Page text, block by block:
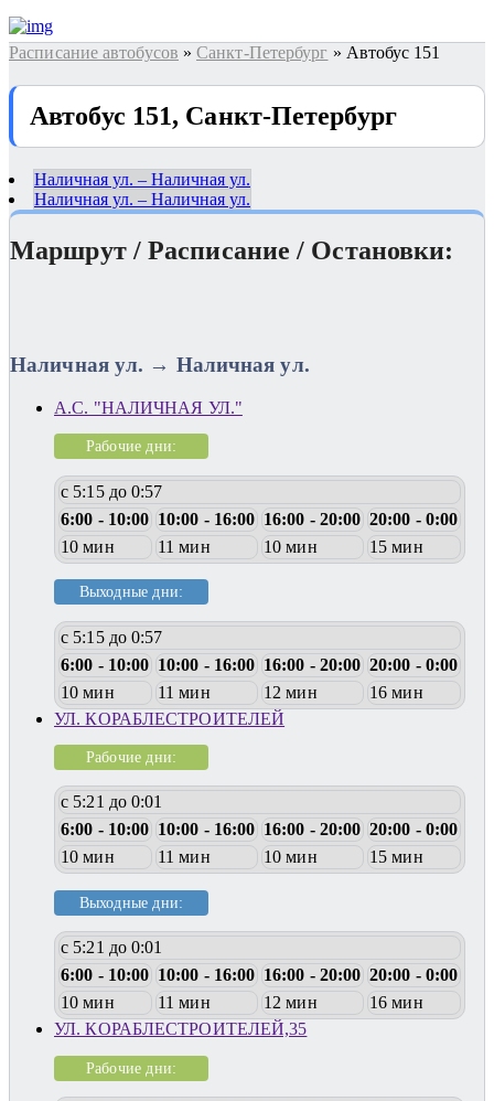
Расписание автобусов » Санкт-Петербург » Автобус 151
Автобус 151, Санкт-Петербург
Наличная ул. – Наличная ул.
Наличная ул. – Наличная ул.
Маршрут / Расписание / Остановки:
Наличная ул. → Наличная ул.
А.С. "НАЛИЧНАЯ УЛ."
Рабочие дни:
с 5:15 до 0:57
6:00 - 10:00 10:00 - 16:00 16:00 - 20:00 20:00 - 0:00
10 мин
11 мин 10 мин 15 мин
Выходные дни:
с 5:15 до 0:57
6:00 - 10:00 10:00 - 16:00 16:00 - 20:00 20:00 - 0:00
10 мин
11 мин 12 мин
16 мин
УЛ. КОРАБЛЕСТРОИТЕЛЕЙ
Рабочие дни:
с 5:21 до 0:01
6:00 - 10:00 10:00 - 16:00 16:00 - 20:00 20:00 - 0:00
10 мин
11 мин 10 мин 15 мин
Выходные дни:
с 5:21 до 0:01
6:00 - 10:00 10:00 - 16:00 16:00 - 20:00 20:00 - 0:00
10 мин
11 мин 12 мин
16 мин
УЛ. КОРАБЛЕСТРОИТЕЛЕЙ,35
Рабочие дни: